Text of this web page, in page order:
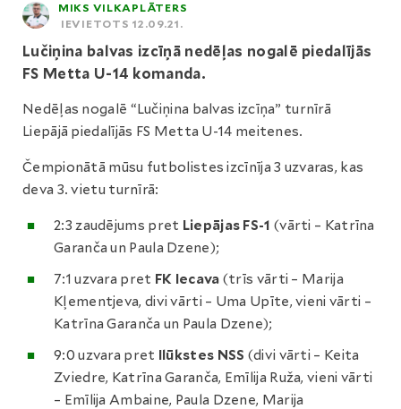
MIKS VILKAPLĀTERS
IEVIETOTS 12.09.21.
Lučiņina balvas izcīņā nedēļas nogalē piedalījās
FS Metta U-14 komanda.
Nedēļas nogalē “Lučiņina balvas izcīņa” turnīrā
Liepājā piedalījās FS Metta U-14 meitenes.
Čempionātā mūsu futbolistes izcīnīja 3 uzvaras, kas
deva 3. vietu turnīrā:
2:3 zaudējums pret Liepājas FS-1 (vārti – Katrīna
Garanča un Paula Dzene);
7:1 uzvara pret FK Iecava (trīs vārti – Marija
Kļementjeva, divi vārti – Uma Upīte, vieni vārti –
Katrīna Garanča un Paula Dzene);
9:0 uzvara pret Ilūkstes NSS (divi vārti – Keita
Zviedre, Katrīna Garanča, Emīlija Ruža, vieni vārti
– Emīlija Ambaine, Paula Dzene, Marija